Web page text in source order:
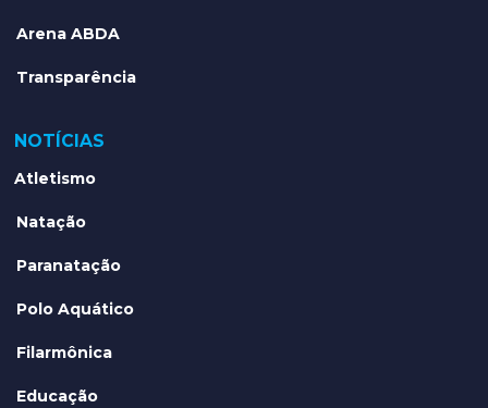
Arena ABDA
Transparência
NOTÍCIAS
Atletismo
Natação
Paranatação
Polo Aquático
Filarmônica
Educação